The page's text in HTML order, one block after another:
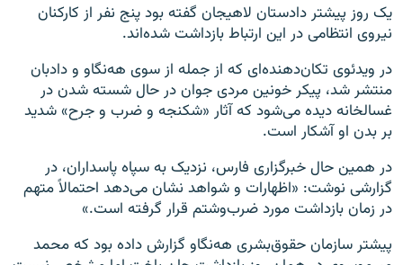
یک روز پیشتر دادستان لاهیجان گفته بود پنج نفر از کارکنان
نیروی انتظامی در این ارتباط بازداشت شده‌اند.
در ویدئوی تکان‌دهنده‌ای که از جمله از سوی هه‌نگاو و دادبان
منتشر شد، پیکر خونین مردی جوان در حال شسته‌ شدن در
غسالخانه دیده می‌شود که آثار «شکنجه و ضرب‌ و جرح» شدید
بر بدن او آشکار است.
در همین حال خبرگزاری فارس، نزدیک به سپاه پاسداران، در
گزارشی نوشت: «اظهارات و شواهد نشان می‌دهد احتمالاً متهم
در زمان بازداشت مورد ضرب‌وشتم قرار گرفته است.»
پیشتر سازمان حقوق‌بشری هه‌نگاو گزارش داده بود که محمد